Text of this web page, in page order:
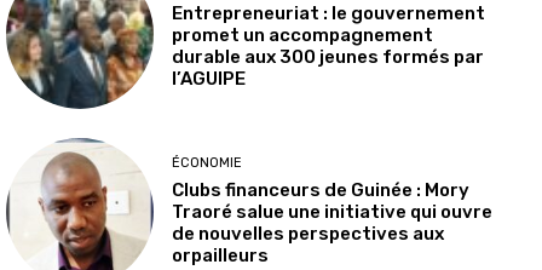
Entrepreneuriat : le gouvernement
promet un accompagnement
durable aux 300 jeunes formés par
l’AGUIPE
ÉCONOMIE
Clubs financeurs de Guinée : Mory
Traoré salue une initiative qui ouvre
de nouvelles perspectives aux
orpailleurs